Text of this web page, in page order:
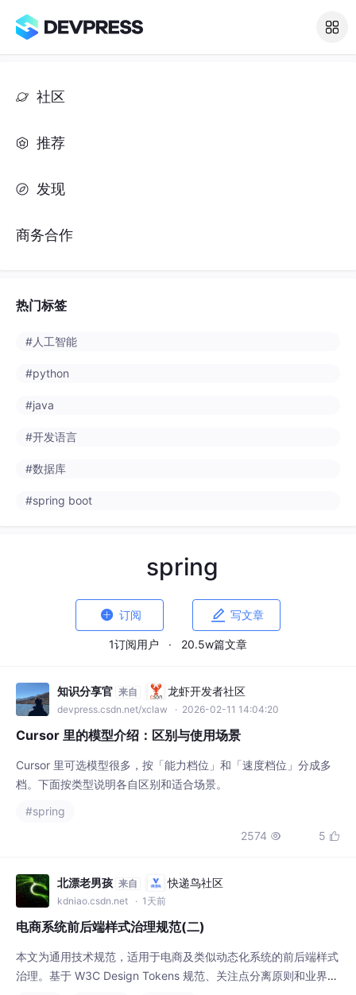
社区
推荐
发现
商务合作
热门标签
#人工智能
#python
#java
#开发语言
#数据库
#spring boot
spring
 订阅  写文章
1订阅用户 · 20.5w篇文章
知识分享官 来自 龙虾开发者社区
devpress.csdn.net/xclaw · 2026-02-11 14:04:20
Cursor 里的模型介绍：区别与使用场景
Cursor 里可选模型很多，按「能力档位」和「速度档位」分成多
档。下面按类型说明各自区别和适合场景。
#spring
2574  5 
北漂老男孩 来自 快递鸟社区
kdniao.csdn.net · 1天前
电商系统前后端样式治理规范(二)
本文为通用技术规范，适用于电商及类似动态化系统的前后端样式
治理。基于 W3C Design Tokens 规范、关注点分离原则和业界最